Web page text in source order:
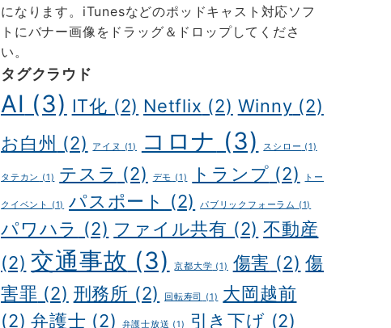
になります。iTunesなどのポッドキャスト対応ソフ
トにバナー画像をドラッグ＆ドロップしてくださ
い。
タグクラウド
AI (3) IT化 (2) Netflix (2) Winny (2)
お白州 (2) アイヌ (1) コロナ (3) スシロー (1)
タテカン (1) テスラ (2) デモ (1) トランプ (2) トー
クイベント (1) パスポート (2) パブリックフォーラム (1)
パワハラ (2) ファイル共有 (2) 不動産
(2) 交通事故 (3) 京都大学 (1) 傷害 (2) 傷
害罪 (2) 刑務所 (2) 回転寿司 (1)
大岡越前
(2) 弁護士 (2) 弁護士放送 (1) 引き下げ (2)